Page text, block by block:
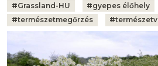
#Grassland-HU #gyepes élőhely
#természetmegőrzés #